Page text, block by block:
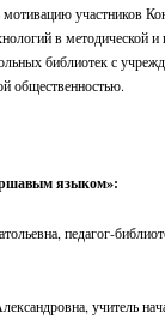
мотивацию участников
в методической и
библиотек с
общественностью.
языком»:
педагог-